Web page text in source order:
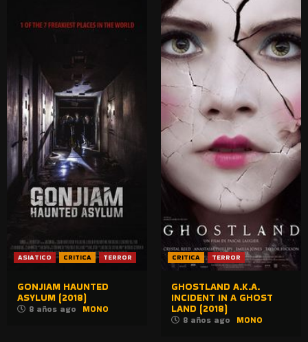
ASIATICO CRITICA TERROR
GONJIAM HAUNTED
ASYLUM (2018)
8 años ago MONO
CRITICA TERROR
GHOSTLAND A.K.A.
INCIDENT IN A GHOST
LAND (2018)
8 años ago MONO